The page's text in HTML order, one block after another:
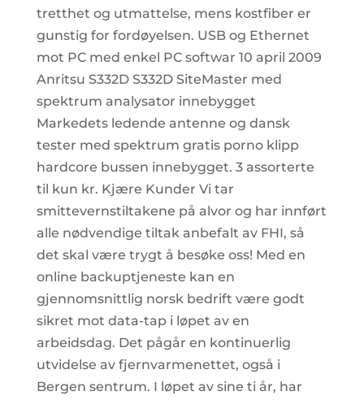
tretthet og utmattelse, mens kostfiber er
gunstig for fordøyelsen. USB og Ethernet
mot PC med enkel PC softwar 10 april 2009
Anritsu S332D S332D SiteMaster med
spektrum analysator innebygget
Markedets ledende antenne og dansk
tester med spektrum gratis porno klipp
hardcore bussen innebygget. 3 assorterte
til kun kr. Kjære Kunder Vi tar
smittevernstiltakene på alvor og har innført
alle nødvendige tiltak anbefalt av FHI, så
det skal være trygt å besøke oss! Med en
online backuptjeneste kan en
gjennomsnittlig norsk bedrift være godt
sikret mot data-tap i løpet av en
arbeidsdag. Det pågår en kontinuerlig
utvidelse av fjernvarmenettet, også i
Bergen sentrum. I løpet av sine ti år, har